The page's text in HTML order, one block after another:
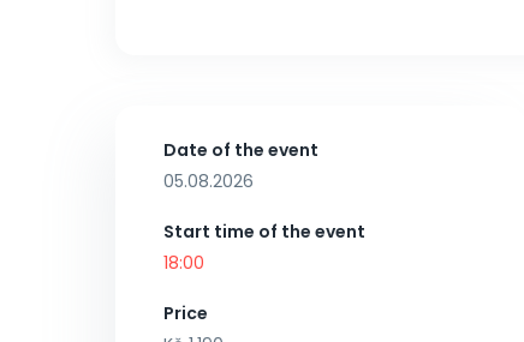
Date of the event
05.08.2026
Start time of the event
18:00
Price